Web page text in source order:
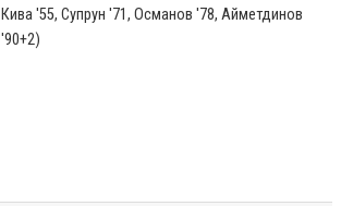
Кива '55, Супрун '71, Османов '78, Айметдинов
'90+2)